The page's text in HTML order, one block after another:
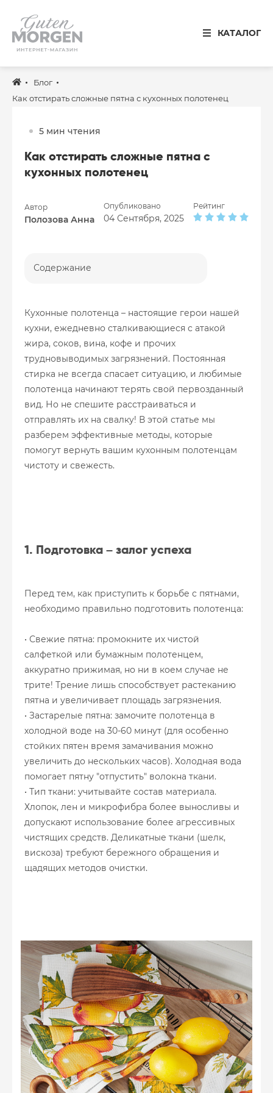
КАТАЛОГ
Иваново
8 800 100 34 50
Звонок по России бесплатный
Спальня
Столовая
Детская
Готовые решения
Блог
Как отстирать сложные пятна с кухонных полотенец
5 мин чтения
Как отстирать сложные пятна с
кухонных полотенец
Автор
Полозова Анна
Опубликовано
04 Сентября, 2025
Рейтинг
Содержание
Кухонные полотенца – настоящие герои нашей
кухни, ежедневно сталкивающиеся с атакой
жира, соков, вина, кофе и прочих
трудновыводимых загрязнений. Постоянная
стирка не всегда спасает ситуацию, и любимые
полотенца начинают терять свой первозданный
вид. Но не спешите расстраиваться и
отправлять их на свалку! В этой статье мы
разберем эффективные методы, которые
помогут вернуть вашим кухонным полотенцам
чистоту и свежесть.
1. Подготовка – залог успеха
Перед тем, как приступить к борьбе с пятнами,
необходимо правильно подготовить полотенца:
• Свежие пятна: промокните их чистой
салфеткой или бумажным полотенцем,
аккуратно прижимая, но ни в коем случае не
трите! Трение лишь способствует растеканию
пятна и увеличивает площадь загрязнения.
• Застарелые пятна: замочите полотенца в
холодной воде на 30-60 минут (для особенно
стойких пятен время замачивания можно
увеличить до нескольких часов). Холодная вода
помогает пятну "отпустить" волокна ткани.
• Тип ткани: учитывайте состав материала.
Хлопок, лен и микрофибра более выносливы и
допускают использование более агрессивных
чистящих средств. Деликатные ткани (шелк,
вискоза) требуют бережного обращения и
щадящих методов очистки.